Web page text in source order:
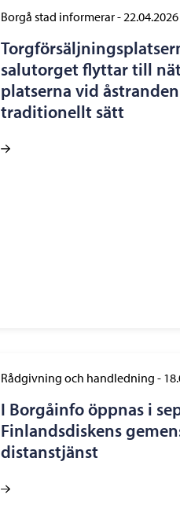
Borgå stad informerar-22.04.2026
salutorget flyttar till
platserna vid
traditionellt sätt
Rådgivning och handledning -
I Borgåinfo öppnas i
Finlandsdiskens
distanstjänst